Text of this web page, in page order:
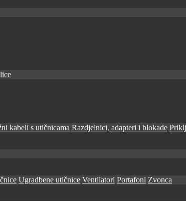
kabeli s utičnicama Razdjelnici, adapteri i blokade
Ugradbene utičnice Ventilatori Portafoni Zvonca